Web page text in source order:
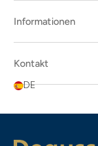
Informationen
Kontakt
DE